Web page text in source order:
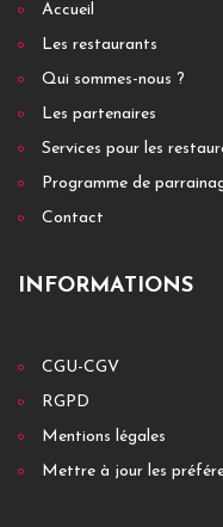
Accueil
Les restaurants
Qui sommes-nous ?
Les partenaires
Services pour les
Programme de
Contact
INFORMATIONS
CGU-CGV
RGPD
Mentions légales
Mettre à jour les